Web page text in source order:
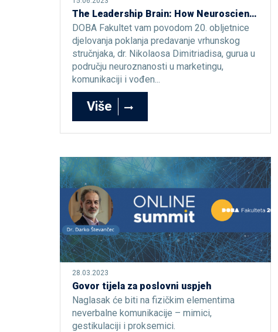
The Leadership Brain: How Neuroscience Helps People to Succeed and Grow
DOBA Fakultet vam povodom 20. obljetnice
djelovanja poklanja predavanje vrhunskog
stručnjaka, dr. Nikolaosa Dimitriadisa, gurua u
području neuroznanosti u marketingu,
komunikaciji i vođen...
Više
28.03.2023
Govor tijela za poslovni uspjeh
Naglasak će biti na fizičkim elementima
neverbalne komunikacije – mimici,
gestikulaciji i proksemici.